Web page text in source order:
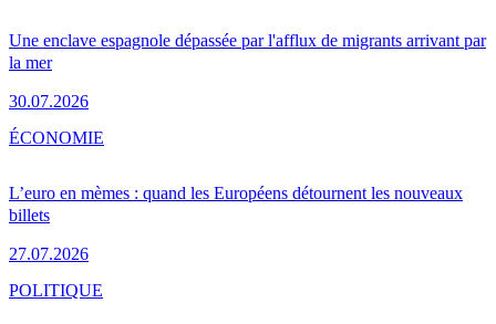
Une enclave espagnole dépassée par l'afflux de migrants arrivant par
la mer
30.07.2026
L’euro en mèmes : quand les Européens détournent les nouveaux
billets
27.07.2026
ÉCONOMIE
POLITIQUE